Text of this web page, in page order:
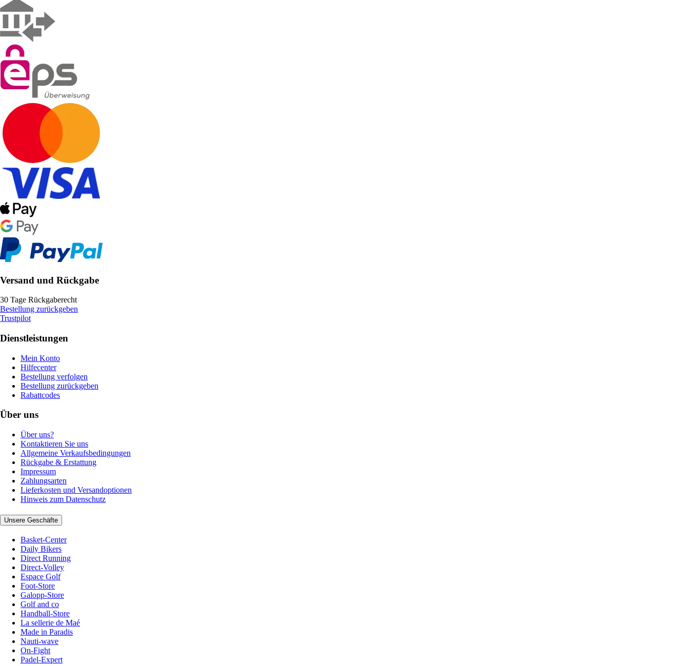
Versand und Rückgabe
30 Tage Rückgaberecht
Bestellung zurückgeben
Trustpilot
Dienstleistungen
Mein Konto
Hilfecenter
Bestellung verfolgen
Bestellung zurückgeben
Rabattcodes
Über uns
Über uns?
Kontaktieren Sie uns
Allgemeine Verkaufsbedingungen
Rückgabe & Erstattung
Impressum
Zahlungsarten
Lieferkosten und Versandoptionen
Hinweis zum Datenschutz
Unsere Geschäfte
Basket-Center
Daily Bikers
Direct Running
Direct-Volley
Espace Golf
Foot-Store
Galopp-Store
Golf and co
Handball-Store
La sellerie de Maé
Made in Paradis
Nauti-wave
On-Fight
Padel-Expert